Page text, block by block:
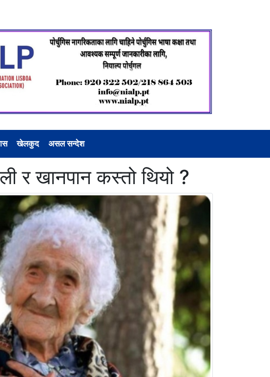
खेलकुद असल सन्देश
र खानपान कस्तो थियो ?